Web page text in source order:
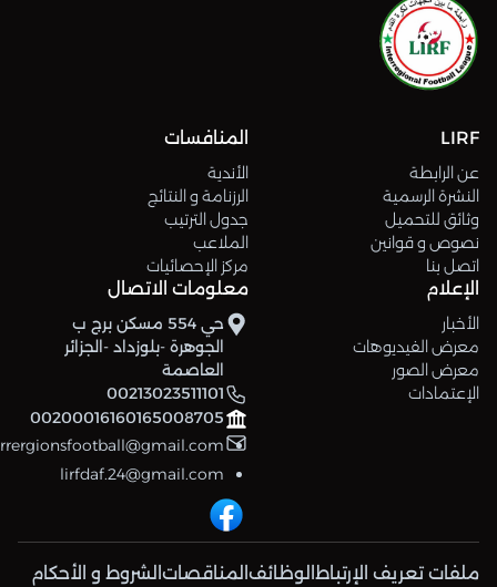
LIRF
عن الرابطة
النشرة الرسمية
وثائق للتحميل
نصوص و قوانين
اتصل بنا
المنافسات
الأندية
الرزنامة و النتائج
جدول الترتيب
الملاعب
مركز الإحصائيات
الإعلام
الأخبار
معرض الفيديوهات
معرض الصور
الإعتمادات
معلومات الاتصال
حي 554 مسكن برج ب
الجوهرة -بلوزداد -الجزائر
العاصمة
00213023511101
00200016160165008705
lirfdaf.24@gmail.com
ملفات تعريف الإرتباط الوظائف المناقصات الشروط و الأحكام